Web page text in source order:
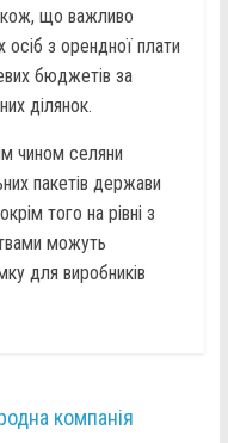
що важливо
осіб з орендної плати
бюджетів за
ділянок.
чином селяни
пакетів держави
того на рівні з
можуть
для виробників
компанія